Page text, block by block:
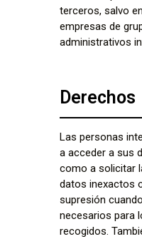
terceros, salvo
empresas de
administrativos
Derechos
Las personas
a acceder a sus
como a solicitar
datos inexactos
supresión
necesarios para
recogidos.